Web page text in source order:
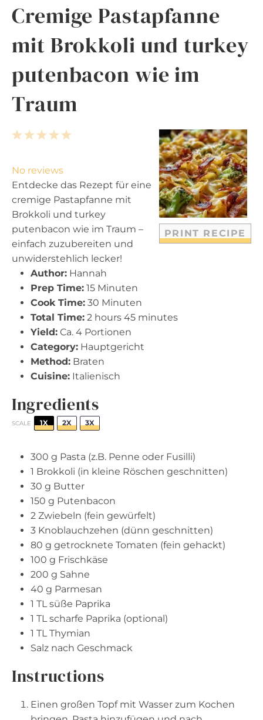
Cremige Pastapfanne
mit Brokkoli und turkey
putenbacon wie im
Traum
PRINT RECIPE
5
a
r
s
4
t
a
r
s
3
t
a
r
s
2
t
a
r
s
1
t
a
r
No reviews
Entdecke das Rezept für eine
cremige Pastapfanne mit
Brokkoli und turkey
putenbacon wie im Traum –
einfach zuzubereiten und
unwiderstehlich lecker!
Author: Hannah
Prep Time: 15 Minuten
Cook Time: 30 Minuten
Total Time: 2 hours 45 minutes
Yield: Ca. 4 Portionen
Category: Hauptgericht
Method: Braten
Cuisine: Italienisch
Ingredients
SCALE 1X 2X 3X
300 g Pasta (z.B. Penne oder Fusilli)
1 Brokkoli (in kleine Röschen geschnitten)
30 g Butter
150 g Putenbacon
2 Zwiebeln (fein gewürfelt)
3 Knoblauchzehen (dünn geschnitten)
80 g getrocknete Tomaten (fein gehackt)
100 g Frischkäse
200 g Sahne
40 g Parmesan
1 TL süße Paprika
1 TL scharfe Paprika (optional)
1 TL Thymian
Salz nach Geschmack
Instructions
Einen großen Topf mit Wasser zum Kochen